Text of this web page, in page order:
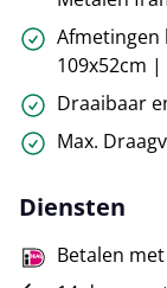
Afmetingen
109x52cm
Draaibaar
Max.
Diensten
Betalen